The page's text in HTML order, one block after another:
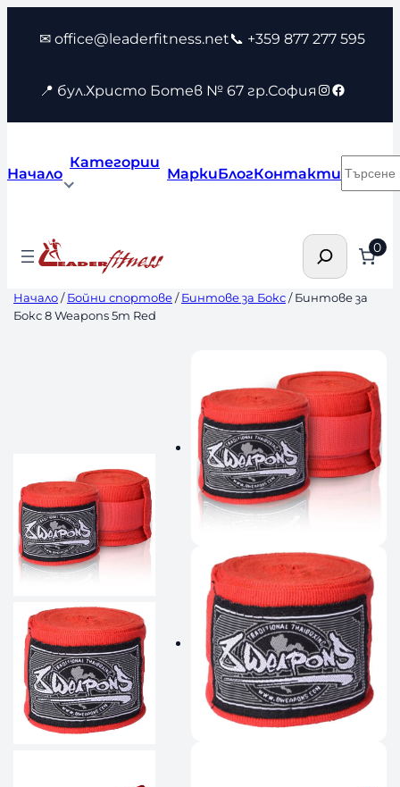
съдържанието
✉ office@leaderfitness.net📞 +359 877 277 595
📍 бул.Христо Ботев № 67 гр.София Instagram
Facebook
Начало
Категории
МаркиБлогКонтакти
Търсене 0
Начало/Бойни спортове/Бинтове за Бокс/ Бинтове за
Бокс 8 Weapons 5m Red